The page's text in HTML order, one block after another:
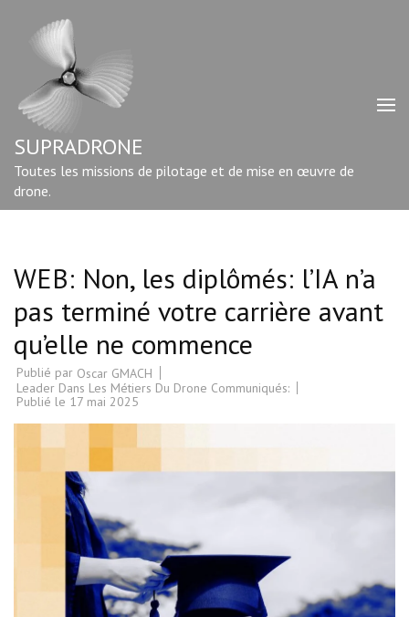
contenu
Entrée)
SUPRADRONE
Toutes les missions de pilotage et de mise en œuvre de
drone.
WEB: Non, les diplômés: l’IA n’a
pas terminé votre carrière avant
qu’elle ne commence
Publié par Oscar GMACH
Leader Dans Les Métiers Du Drone Communiqués:
Publié le 17 mai 2025